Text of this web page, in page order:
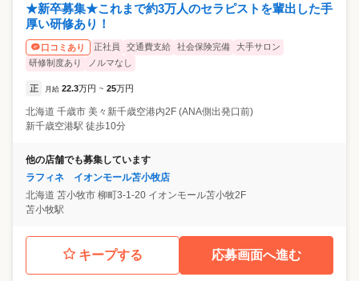
★新卒募集★これまで約3万人のセラピストを輩出した手
厚い研修あり！
口コミあり 正社員 交通費支給 社会保険完備
大手サロン
研修制度あり
ノルマなし
正 月給 22.3万円 ~ 25万円
北海道 千歳市 美々新千歳空港内2F (ANA側出発口前)
新千歳空港駅 徒歩10分
他の店舗でも募集しています
ラフィネ イオンモール苫小牧店
北海道 苫小牧市 柳町3-1-20 イオンモール苫小牧2F
苫小牧駅
キープする 応募画面へ進む